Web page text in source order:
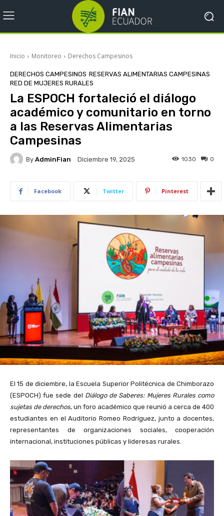
Inicio Monitoreo Derechos Campesinos
DERECHOS CAMPESINOS RESERVAS ALIMENTARIAS CAMPESINAS
RED DE MUJERES RURALES
La ESPOCH fortaleció el diálogo
académico y comunitario en torno
a las Reservas Alimentarias
Campesinas
By AdminFian Diciembre 19, 2025 0
1030
Facebook Twitter Pinterest
El 15 de diciembre, la Escuela Superior Politécnica de Chimborazo
(ESPOCH) fue sede del Diálogo de Saberes: Mujeres Rurales como
sujetas de derechos, un foro académico que reunió a cerca de 400
estudiantes en el Auditorio Romeo Rodríguez, junto a docentes,
representantes de organizaciones sociales, cooperación
internacional, instituciones públicas y lideresas rurales.